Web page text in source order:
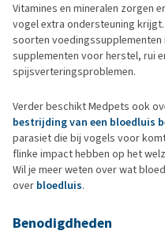
Vitamines en mineralen zorgen
vogel extra ondersteuning
soorten voedingssupplementen
supplementen voor herstel, rui
spijsverteringsproblemen.
Verder beschikt Medpets ook
bestrijding van een bloedluis
parasiet die bij vogels voor
flinke impact hebben op het
Wil je meer weten over wat
over bloedluis.
Benodigdheden